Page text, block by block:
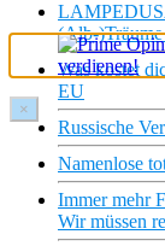
(Alb-
Was kostet
EU
Russische
Namenlose
Immer mehr
Wir müssen
×